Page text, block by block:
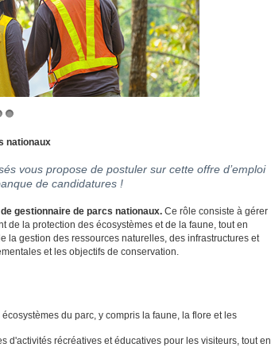
nationaux
vous propose de postuler sur cette offre d’emploi
de candidatures !
gestionnaire de parcs nationaux. Ce rôle consiste à gérer
de la protection des écosystèmes et de la faune, tout en
la gestion des ressources naturelles, des infrastructures et
et les objectifs de conservation.
du parc, y compris la faune, la flore et les
d'activités récréatives et éducatives pour les visiteurs, tout en